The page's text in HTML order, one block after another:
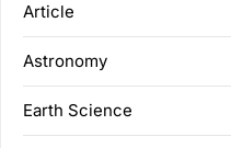
Article
Astronomy
Earth Science